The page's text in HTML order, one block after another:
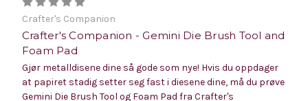
Crafter's Companion
Crafter's Companion - Gemini Die Brush Tool and
Foam Pad
Gjør metalldisene dine så gode som nye! Hvis du oppdager
at papiret stadig setter seg fast i diesene dine, må du prøve
Gemini Die Brush Tool og Foam Pad fra Crafter's